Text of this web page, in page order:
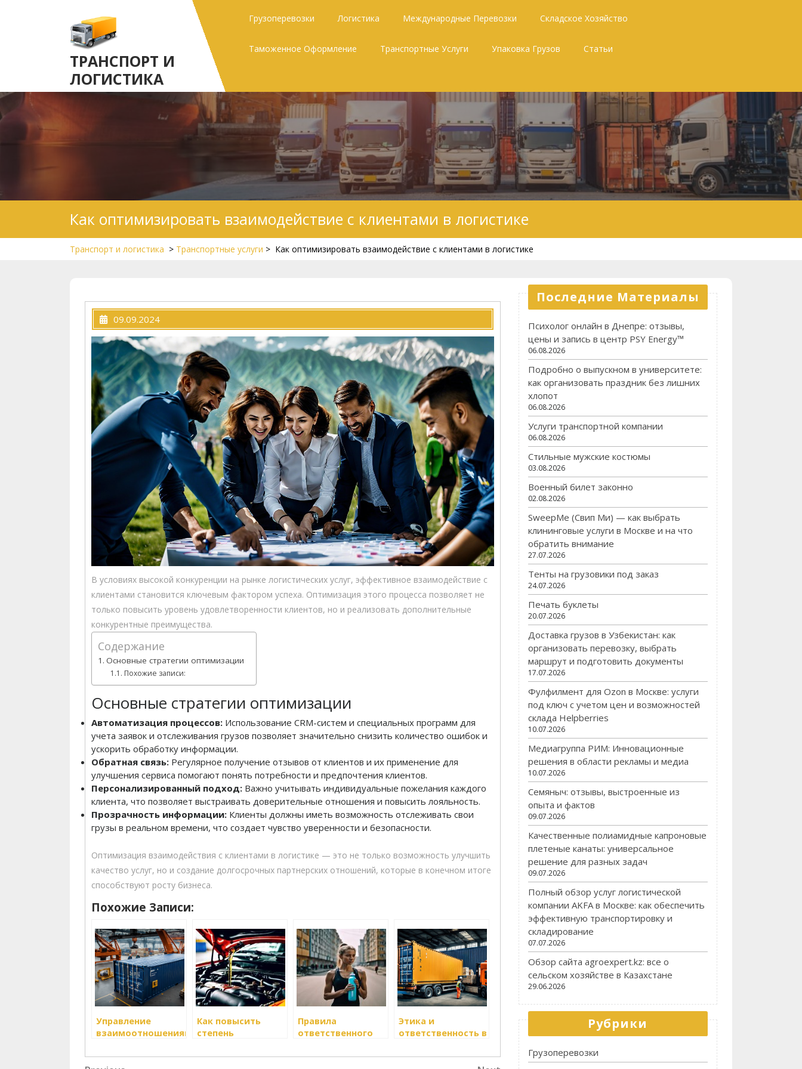
ТРАНСПОРТ И
ЛОГИСТИКА
Грузоперевозки Логистика Международные Перевозки Складское Хозяйство
Таможенное Оформление Транспортные Услуги Упаковка Грузов Статьи
Как оптимизировать взаимодействие с клиентами в логистике
Транспорт и логистика > Транспортные услуги > Как оптимизировать взаимодействие с клиентами в логистике
09.09.2024
В условиях высокой конкуренции на рынке логистических услуг, эффективное взаимодействие с
клиентами становится ключевым фактором успеха. Оптимизация этого процесса позволяет не
только повысить уровень удовлетворенности клиентов, но и реализовать дополнительные
конкурентные преимущества.
Содержание
Основные стратегии оптимизации
Похожие записи:
Основные стратегии оптимизации
Автоматизация процессов: Использование CRM-систем и специальных программ для
учета заявок и отслеживания грузов позволяет значительно снизить количество ошибок и
ускорить обработку информации.
Обратная связь: Регулярное получение отзывов от клиентов и их применение для
улучшения сервиса помогают понять потребности и предпочтения клиентов.
Персонализированный подход: Важно учитывать индивидуальные пожелания каждого
клиента, что позволяет выстраивать доверительные отношения и повысить лояльность.
Прозрачность информации: Клиенты должны иметь возможность отслеживать свои
грузы в реальном времени, что создает чувство уверенности и безопасности.
Оптимизация взаимодействия с клиентами в логистике — это не только возможность улучшить
качество услуг, но и создание долгосрочных партнерских отношений, которые в конечном итоге
способствуют росту бизнеса.
Похожие Записи:
Управление
взаимоотношениями
логистике
Как повысить
степень
клиентов в
Правила
ответственного
логистике
Этика и
ответственность в
Последние Материалы
Психолог онлайн в Днепре: отзывы,
цены и запись в центр PSY Energy™
06.08.2026
Подробно о выпускном в университете:
как организовать праздник без лишних
хлопот
06.08.2026
Услуги транспортной компании
06.08.2026
Стильные мужские костюмы
03.08.2026
Военный билет законно
02.08.2026
SweepMe (Свип Ми) — как выбрать
клининговые услуги в Москве и на что
обратить внимание
27.07.2026
Тенты на грузовики под заказ
24.07.2026
Печать буклеты
20.07.2026
Доставка грузов в Узбекистан: как
организовать перевозку, выбрать
маршрут и подготовить документы
17.07.2026
Фулфилмент для Ozon в Москве: услуги
под ключ с учетом цен и возможностей
склада Helpberries
10.07.2026
Медиагруппа РИМ: Инновационные
решения в области рекламы и медиа
10.07.2026
Семяныч: отзывы, выстроенные из
опыта и фактов
09.07.2026
Качественные полиамидные капроновые
плетеные канаты: универсальное
решение для разных задач
09.07.2026
Полный обзор услуг логистической
компании AKFA в Москве: как обеспечить
эффективную транспортировку и
складирование
07.07.2026
Обзор сайта agroexpert.kz: все о
сельском хозяйстве в Казахстане
29.06.2026
Рубрики
Грузоперевозки